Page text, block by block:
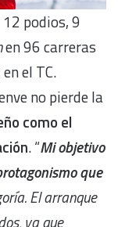
podios, 9
en 96 carreras
el TC.
no pierde la
como el
. “Mi objetivo
que
El arranque
ya que